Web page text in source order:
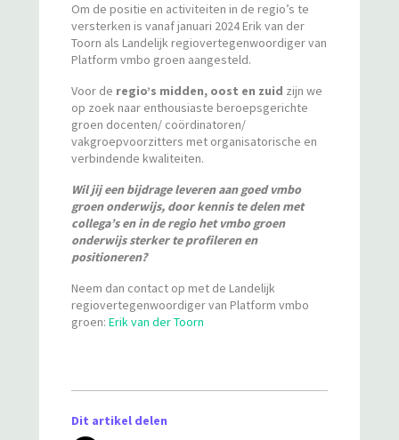
Om de positie en activiteiten in de regio’s te
versterken is vanaf januari 2024 Erik van der
Toorn als Landelijk regiovertegenwoordiger van
Platform vmbo groen aangesteld.
Voor de regio’s midden, oost en zuid zijn we
op zoek naar enthousiaste beroepsgerichte
groen docenten/ coördinatoren/
vakgroepvoorzitters met organisatorische en
verbindende kwaliteiten.
Wil jij een bijdrage leveren aan goed vmbo
groen onderwijs, door kennis te delen met
collega’s en in de regio het vmbo groen
onderwijs sterker te profileren en
positioneren?
Neem dan contact op met de Landelijk
regiovertegenwoordiger van Platform vmbo
groen: Erik van der Toorn
Dit artikel delen